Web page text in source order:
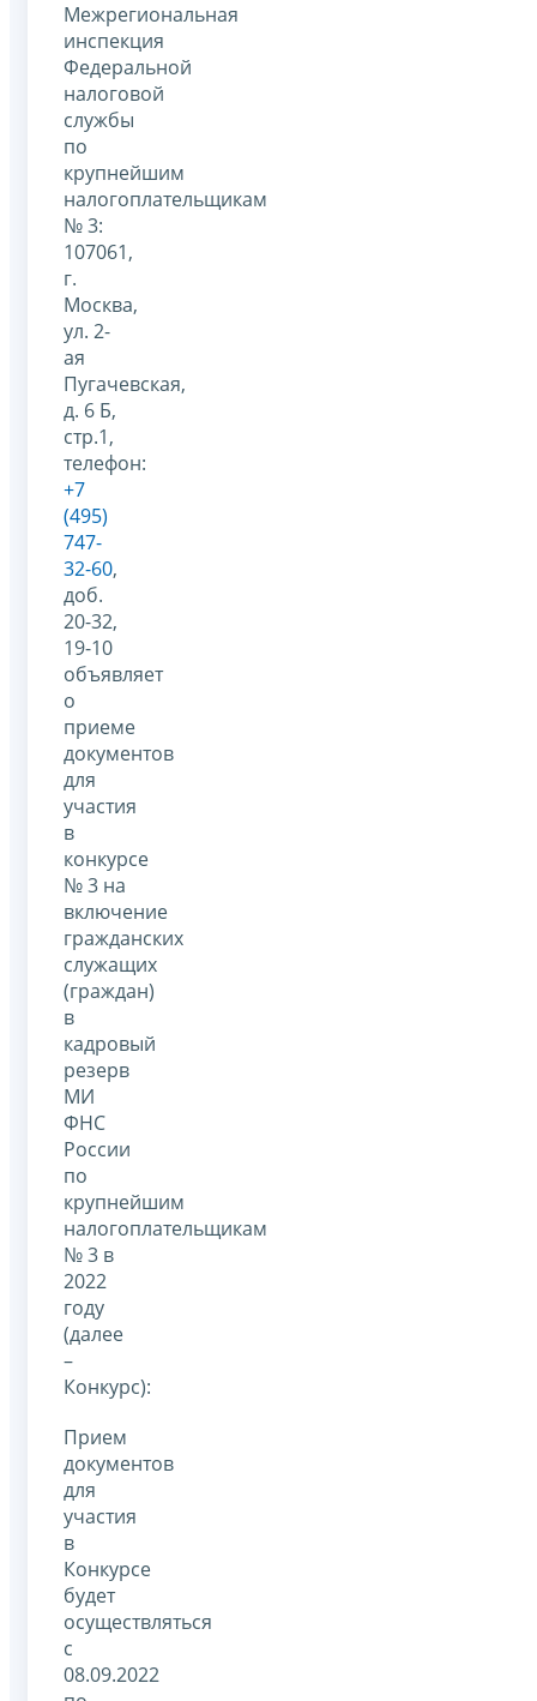
Межрегиональная
инспекция
Федеральной
налоговой
службы
по
крупнейшим
налогоплательщикам
№ 3:
107061,
г.
Москва,
ул. 2-
ая
Пугачевская,
д. 6 Б,
стр.1,
телефон:
+7
(495)
747-
32-60,
доб.
20-32,
19-10
объявляет
о
приеме
документов
для
участия
в
конкурсе
№ 3 на
включение
гражданских
служащих
(граждан)
в
кадровый
резерв
МИ
ФНС
России
по
крупнейшим
налогоплательщикам
№ 3 в
2022
году
(далее
–
Конкурс):
Прием
документов
для
участия
в
Конкурсе
будет
осуществляться
с
08.09.2022